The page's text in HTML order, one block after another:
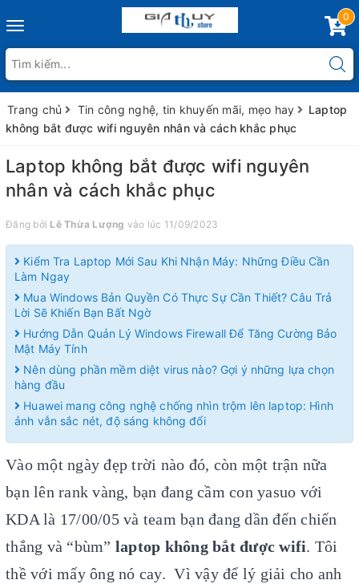
Toggle
0
Trang chủ Tin công nghệ, tin khuyến mãi, mẹo hay
Laptop
không bắt được wifi nguyên nhân và cách khắc phục
Laptop không bắt được wifi nguyên
nhân và cách khắc phục
Đăng bởi Lê Thừa Lượng vào lúc 11/09/2023
Kiểm Tra Laptop Mới Sau Khi Nhận Máy: Những Điều Cần
Làm Ngay
Mua Windows Bản Quyền Có Thực Sự Cần Thiết? Câu Trả
Lời Sẽ Khiến Bạn Bất Ngờ
Hướng Dẫn Quản Lý Windows Firewall Để Tăng Cường Bảo
Mật Máy Tính
Nên dùng phần mềm diệt virus nào? Gợi ý những lựa chọn
hàng đầu
Huawei mang công nghệ chống nhìn trộm lên laptop: Hình
ảnh vẫn sắc nét, độ sáng không đổi
Vào một ngày đẹp trời nào đó, còn một trận nữa
bạn lên rank vàng, bạn đang cầm con yasuo với
KDA là 17/00/05 và team bạn đang dần đến chiến
thắng và “bùm” laptop không bắt được wifi. Tôi
thề với mấy ông nó cay. Vì vậy để lý giải cho anh